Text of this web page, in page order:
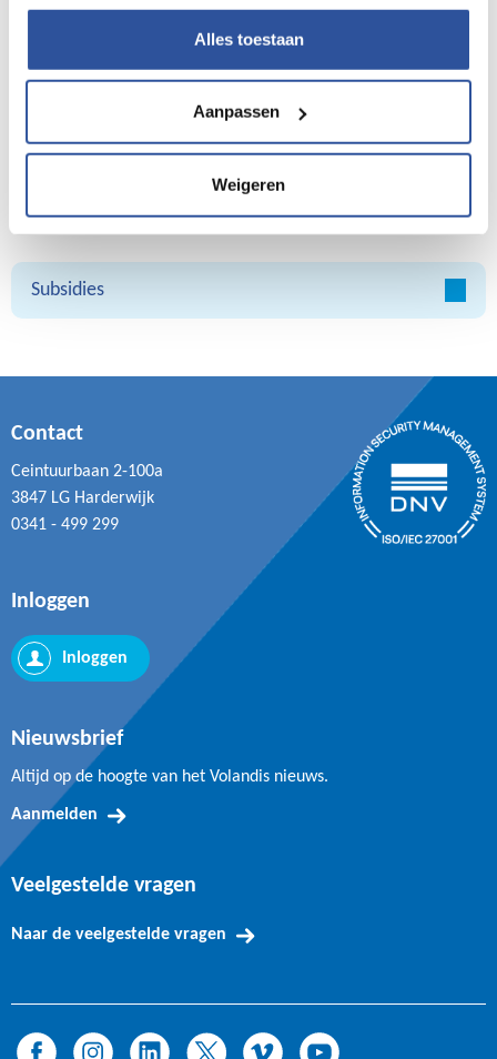
Alles toestaan
Aanpassen
Weigeren
Organisatie en beleid
Subsidies
Contact
Ceintuurbaan 2-100a
3847 LG Harderwijk
0341 - 499 299
Nieuwsbrief
Altijd op de hoogte van het Volandis nieuws.
Aanmelden
Veelgestelde vragen
Naar de veelgestelde vragen
Inloggen
Inloggen